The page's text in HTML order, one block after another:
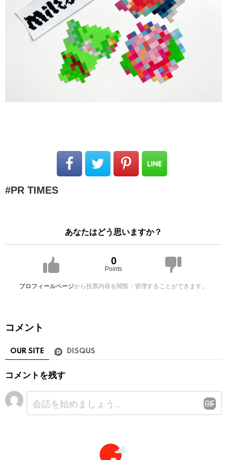
PR TIMES
あなたはどう思いますか？
0
Points
プロフィールページから投票内容を閲覧・管理することができます。
コメント
OUR SITE DISQUS
コメントを残す